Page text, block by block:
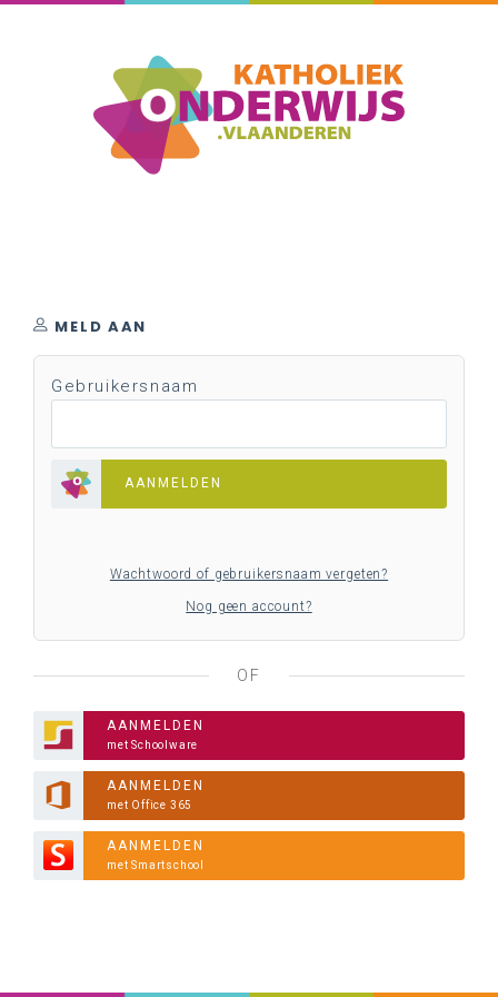
MELD AAN
Gebruikersnaam
AANMELDEN
Wachtwoord of gebruikersnaam vergeten?
Nog geen account?
OF
AANMELDEN
met Schoolware
AANMELDEN
met Office 365
AANMELDEN
met Smartschool